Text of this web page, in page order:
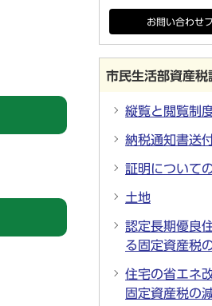
お問い合わせ
市民生活部資産税
縦覧と閲覧制
納税通知書送
証明について
土地
認定長期優良
る固定資産税
住宅の省エネ
固定資産税の